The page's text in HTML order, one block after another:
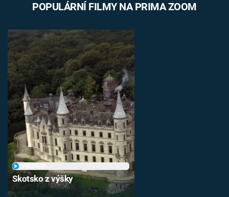
POPULÁRNÍ FILMY NA PRIMA ZOOM
Skotsko z výšky